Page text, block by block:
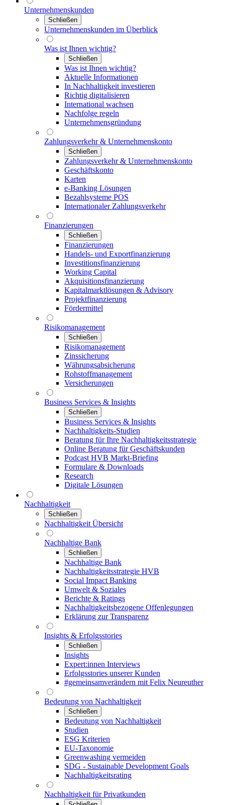
Unternehmenskunden
Schließen
Unternehmenskunden im Überblick
Was ist Ihnen wichtig?
Schließen
Was ist Ihnen wichtig?
Aktuelle Informationen
In Nachhaltigkeit investieren
Richtig digitalisieren
International wachsen
Nachfolge regeln
Unternehmensgründung
Zahlungsverkehr & Unternehmenskonto
Schließen
Zahlungsverkehr & Unternehmenskonto
Geschäftskonto
Karten
e-Banking Lösungen
Bezahlsysteme POS
Internationaler Zahlungsverkehr
Finanzierungen
Schließen
Finanzierungen
Handels- und Exportfinanzierung
Investitionsfinanzierung
Working Capital
Akquisitionsfinanzierung
Kapitalmarktlösungen & Advisory
Projektfinanzierung
Fördermittel
Risikomanagement
Schließen
Risikomanagement
Zinssicherung
Währungsabsicherung
Rohstoffmanagement
Versicherungen
Business Services & Insights
Schließen
Business Services & Insights
Nachhaltigkeits-Studien
Beratung für Ihre Nachhaltigkeitsstrategie
Online Beratung für Geschäftskunden
Podcast HVB Markt-Briefing
Formulare & Downloads
Research
Digitale Lösungen
Nachhaltigkeit
Schließen
Nachhaltigkeit Übersicht
Nachhaltige Bank
Schließen
Nachhaltige Bank
Nachhaltigkeitsstrategie HVB
Social Impact Banking
Umwelt & Soziales
Berichte & Ratings
Nachhaltigkeitsbezogene Offenlegungen
Erklärung zur Transparenz
Insights & Erfolgsstories
Schließen
Insights
Expert:innen Interviews
Erfolgsstories unserer Kunden
#gemeinsamverändern mit Felix Neureuther
Bedeutung von Nachhaltigkeit
Schließen
Bedeutung von Nachhaltigkeit
Studien
ESG Kriterien
EU-Taxonomie
Greenwashing vermeiden
SDG - Sustainable Development Goals
Nachhaltigkeitsrating
Nachhaltigkeit für Privatkunden